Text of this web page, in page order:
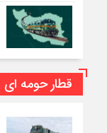
قطار حومه ای